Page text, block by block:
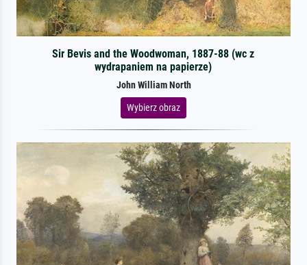
Sir Bevis and the Woodwoman, 1887-88 (wc z
wydrapaniem na papierze)
John William North
Wybierz obraz